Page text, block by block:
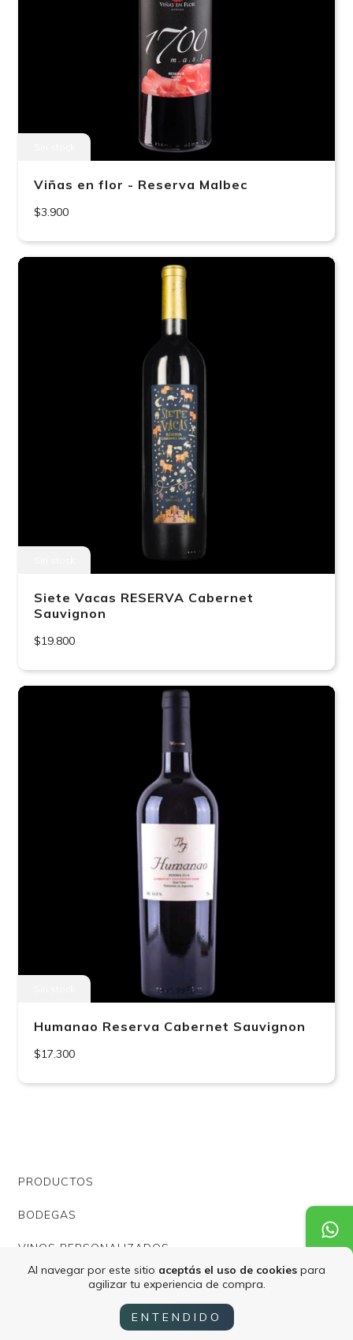
Al navegar por este sitio aceptás el uso de cookies para
agilizar tu experiencia de compra.
ENTENDIDO
Viñas en flor - Reserva Malbec
$3.900
Siete Vacas RESERVA Cabernet
Sauvignon
$19.800
Humanao Reserva Cabernet Sauvignon
$17.300
PRODUCTOS
BODEGAS
VINOS PERSONALIZADOS
ASESORAMIENTO PROFESIONAL
REGALOS EMPRESARIALES